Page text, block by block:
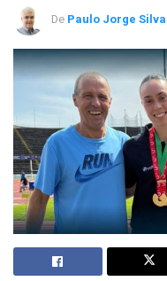
De Paulo Jorge Silva